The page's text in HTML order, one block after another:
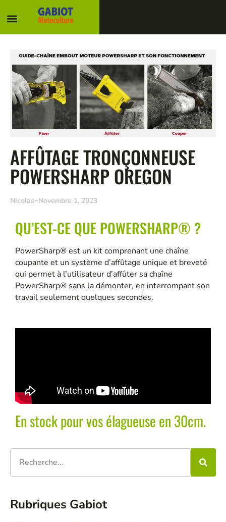
AFFÛTAGE TRONÇONNEUSE
POWERSHARP OREGON
Nicolas Novembre 1, 2023
QU’EST-CE QUE POWERSHARP® ?
PowerSharp® est un kit comprenant une chaîne
coupante et un système d’affûtage unique et breveté
qui permet à l’utilisateur d’affûter sa chaîne
PowerSharp® sans la démonter, en interrompant son
travail seulement quelques secondes.
En stock pour vos élagueuse en 30cm.
Rubriques Gabiot